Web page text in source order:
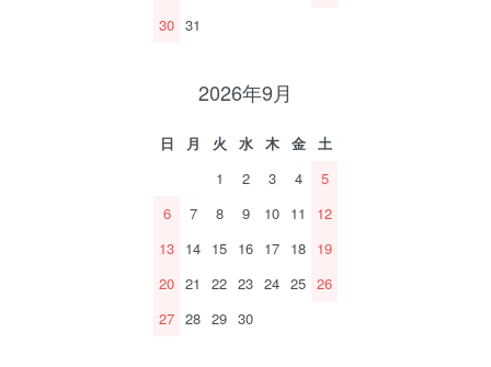
30 31
2026年9月
日 月 火 水 木 金
土
1
2 3 4
5
6
7 8 9 10 11
12
13 14 15 16 17 18 19
20 21 22 23 24 25 26
27 28 29 30